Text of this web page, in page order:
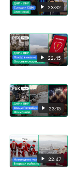
23:32
22:45
23:15
22:47